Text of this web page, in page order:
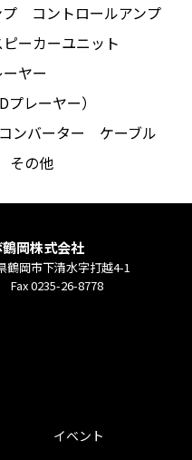
コントロールアンプ
ピーカーユニット
ヤー
レーヤー）
ンバーター
ケーブル
その他
岡株式会社
鶴岡市下清水字打越4-1
Fax 0235-26-8778
イベント